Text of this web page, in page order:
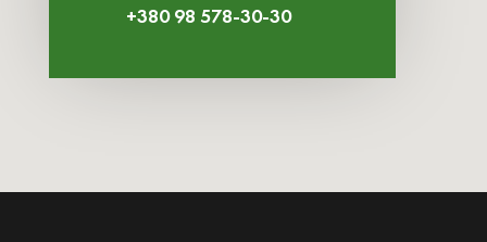
+380 98 578-30-30